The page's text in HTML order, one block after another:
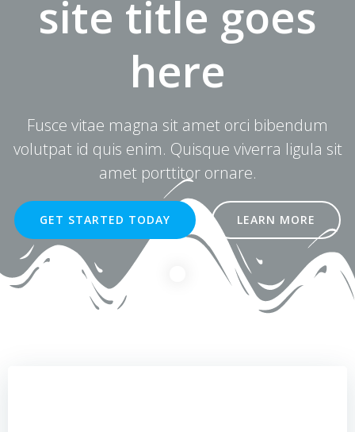
site title goes
here
Fusce vitae magna sit amet orci bibendum
volutpat id quis enim. Quisque viverra ligula sit
amet porttitor ornare.
GET STARTED TODAY LEARN MORE